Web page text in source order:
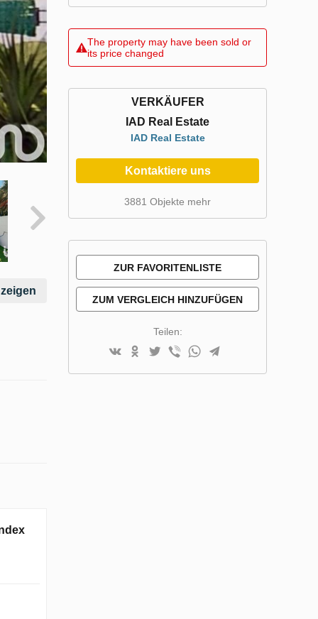
The property may have been sold or
its price changed
VERKÄUFER
IAD Real Estate
IAD Real Estate
Kontaktiere uns
3881 Objekte mehr
ZUR FAVORITENLISTE
ZUM VERGLEICH HINZUFÜGEN
Teilen: